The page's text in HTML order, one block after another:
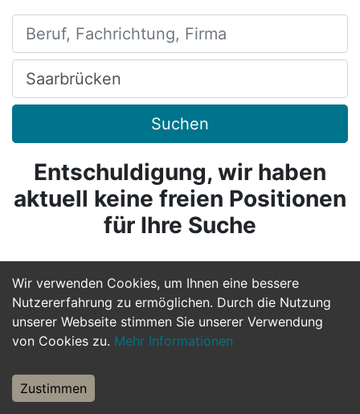
Wir verwenden Cookies, um Ihnen eine bessere
Nutzererfahrung zu ermöglichen. Durch die Nutzung
unserer Webseite stimmen Sie unserer Verwendung
von Cookies zu. Mehr Informationen
Zustimmen
Beruf, Fachrichtung, Firma
Ort, Stadt
Suchen
Entschuldigung, wir haben
aktuell keine freien Positionen
für Ihre Suche